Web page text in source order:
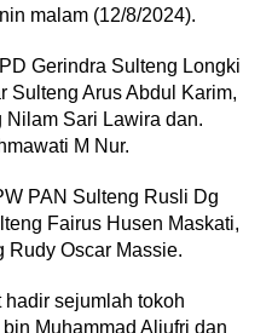
malam (12/8/2024).
Gerindra Sulteng Longki
Sulteng Arus Abdul Karim,
Nilam Sari Lawira dan.
M Nur.
PAN Sulteng Rusli Dg
Fairus Husen Maskati,
Rudy Oscar Massie.
sejumlah tokoh
Muhammad Aljufri dan